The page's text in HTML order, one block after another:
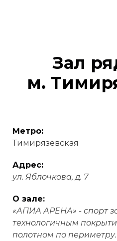
Зал
м.
Метро:
Тимирязевская
Адрес:
ул. Яблочкова, д. 7
О зале:
«АПИА АРЕНА» - спорт
технологичным
полотном по